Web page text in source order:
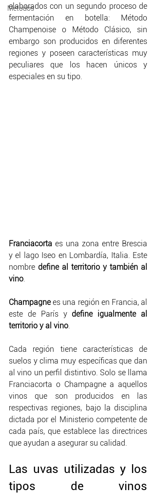
Métodos
elaborados con un segundo proceso de
fermentación en botella: Método
Champenoise o Método Clásico, sin
embargo son producidos en diferentes
regiones y poseen características muy
peculiares que los hacen únicos y
especiales en su tipo.
Franciacorta es una zona entre Brescia
y el lago Iseo en Lombardía, Italia. Este
nombre define al territorio y también al
vino.
Champagne es una región en Francia, al
este de París y define igualmente al
territorio y al vino.
Cada región tiene características de
suelos y clima muy específicas que dan
al vino un perfil distintivo. Solo se llama
Franciacorta o Champagne a aquellos
vinos que son producidos en las
respectivas regiones, bajo la disciplina
dictada por el Ministerio competente de
cada país, que establece las directrices
que ayudan a asegurar su calidad.
Las uvas utilizadas y los
tipos de vinos